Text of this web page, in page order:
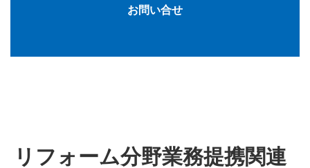
お問い合せ
リフォーム分野業務提携関連